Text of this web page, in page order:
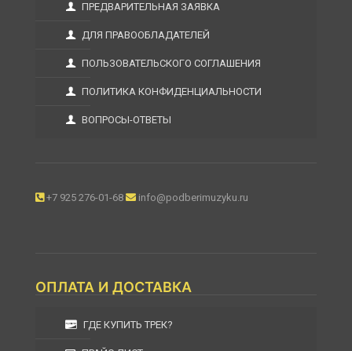
ПРЕДВАРИТЕЛЬНАЯ ЗАЯВКА
ДЛЯ ПРАВООБЛАДАТЕЛЕЙ
ПОЛЬЗОВАТЕЛЬСКОГО СОГЛАШЕНИЯ
ПОЛИТИКА КОНФИДЕНЦИАЛЬНОСТИ
ВОПРОСЫ-ОТВЕТЫ
+7 925 276-01-68 info@podberimuzyku.ru
ОПЛАТА И ДОСТАВКА
ГДЕ КУПИТЬ ТРЕК?